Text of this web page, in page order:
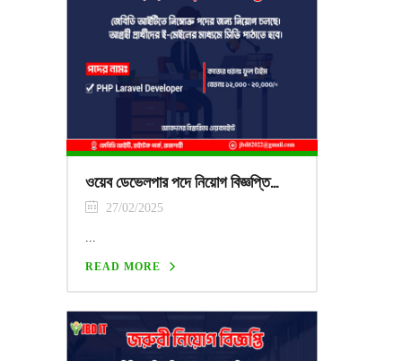
ওয়েব ডেভেলপার পদে নিয়োগ বিজ্ঞপ্তি…
27/02/2025
...
READ MORE